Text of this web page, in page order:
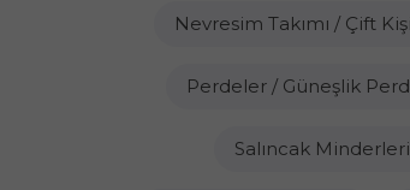
Nevresim Takımı / Çift
Perdeler / Güneşlik
Salıncak